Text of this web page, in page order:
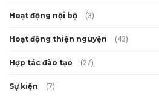
Hoạt động nội bộ (3)
Hoạt động thiện nguyện (43)
Hợp tác đào tạo (27)
Sự kiện (7)